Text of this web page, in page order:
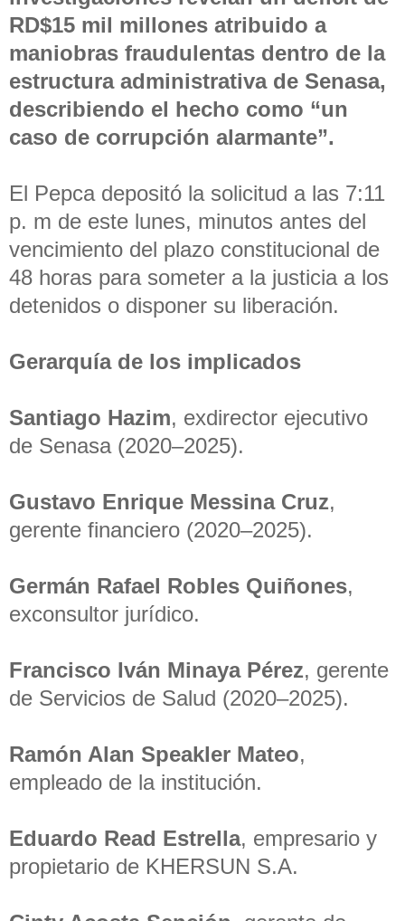
RD$15 mil millones atribuido a
maniobras fraudulentas dentro de la
estructura administrativa de Senasa,
describiendo el hecho como “un
caso de corrupción alarmante”.
El Pepca depositó la solicitud a las 7:11
p. m de este lunes, minutos antes del
vencimiento del plazo constitucional de
48 horas para someter a la justicia a los
detenidos o disponer su liberación.
Gerarquía de los implicados
Santiago Hazim, exdirector ejecutivo
de Senasa (2020–2025).
Gustavo Enrique Messina Cruz,
gerente financiero (2020–2025).
Germán Rafael Robles Quiñones,
exconsultor jurídico.
Francisco Iván Minaya Pérez, gerente
de Servicios de Salud (2020–2025).
Ramón Alan Speakler Mateo,
empleado de la institución.
Eduardo Read Estrella, empresario y
propietario de KHERSUN S.A.